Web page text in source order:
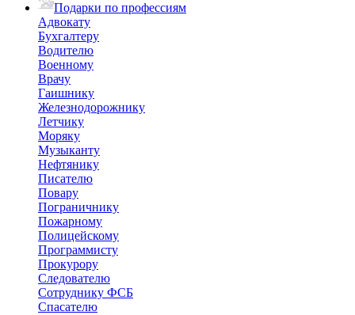
Подарки по профессиям
Адвокату
Бухгалтеру
Водителю
Военному
Врачу
Гаишнику
Железнодорожнику
Летчику
Моряку
Музыканту
Нефтянику
Писателю
Повару
Пограничнику
Пожарному
Полицейскому
Программисту
Прокурору
Следователю
Сотруднику ФСБ
Спасателю